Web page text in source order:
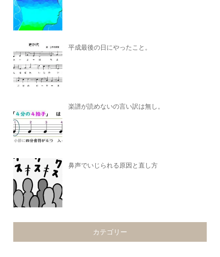
平成最後の日にやったこと。
楽譜が読めないの言い訳は無し。
鼻声でいじられる原因と直し方
カテゴリー